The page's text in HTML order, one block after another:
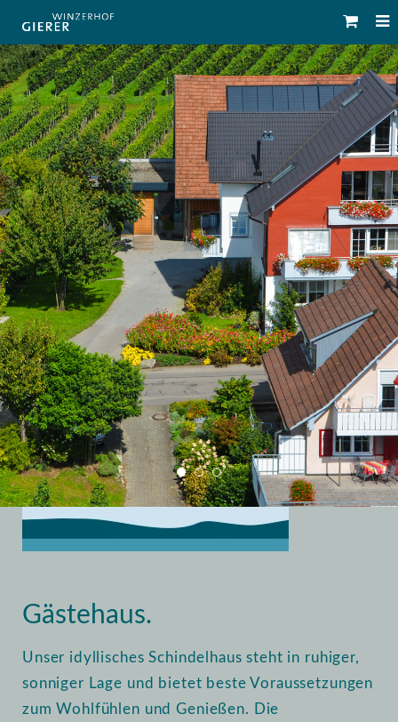
Gästehaus.
Unser idyllisches Schindelhaus steht in ruhiger,
sonniger Lage und bietet beste Voraussetzungen
zum Wohlfühlen und Genießen. Die